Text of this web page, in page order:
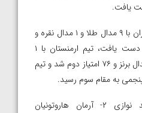
یافت.
در پایان این مسابقات تیم ایران با ۹ مدال طلا و ۱ مدال نقره و
۲۴۵ امتیاز بعنوان قهرمانی دست یافت، تیم ارمنستان با ۱
مدال طلا، ۱ مدال نقره و ۱ مدال برنز و ۷۶ امتیاز دوم شد و تیم
به مقام سوم رسید.
۴۵ کیلوگرم: ۱- امیرمحمد نوازی ۲- آرمان هاروتونیان